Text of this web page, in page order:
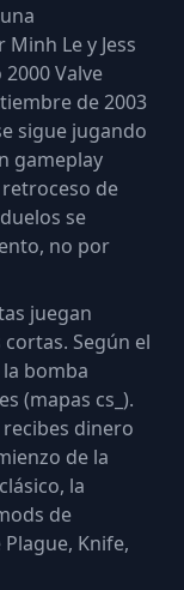
Le y Jess
Valve
de 2003
sigue jugando
gameplay
de
se
no por
juegan
Según el
bomba
(mapas cs_).
dinero
de la
la
de
Knife,